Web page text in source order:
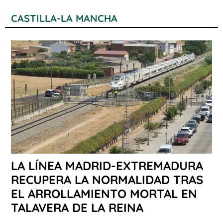
CASTILLA-LA MANCHA
LA LÍNEA MADRID-EXTREMADURA
RECUPERA LA NORMALIDAD TRAS
EL ARROLLAMIENTO MORTAL EN
TALAVERA DE LA REINA